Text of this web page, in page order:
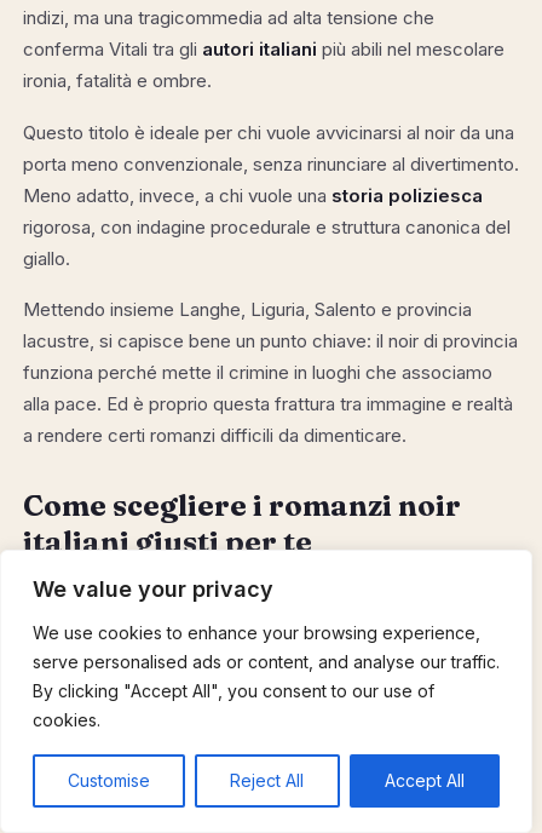
We value your privacy
We use cookies to enhance your browsing experience,
serve personalised ads or content, and analyse our traffic.
By clicking "Accept All", you consent to our use of
cookies.
Customise Reject All Accept All
indizi, ma una tragicommedia ad alta tensione che
conferma Vitali tra gli autori italiani più abili nel mescolare
ironia, fatalità e ombre.
Questo titolo è ideale per chi vuole avvicinarsi al noir da una
porta meno convenzionale, senza rinunciare al divertimento.
Meno adatto, invece, a chi vuole una storia poliziesca
rigorosa, con indagine procedurale e struttura canonica del
giallo.
Mettendo insieme Langhe, Liguria, Salento e provincia
lacustre, si capisce bene un punto chiave: il noir di provincia
funziona perché mette il crimine in luoghi che associamo
alla pace. Ed è proprio questa frattura tra immagine e realtà
a rendere certi romanzi difficili da dimenticare.
Come scegliere i romanzi noir
italiani giusti per te
Dopo aver attraversato metropoli, province, anni recenti e
passati, resta una domanda pratica: tra tanti
romanzi noir
libri thriller italiani, da dove si comincia? Non esiste una
risposta unica, ma qualche criterio aiuta a non perdersi.